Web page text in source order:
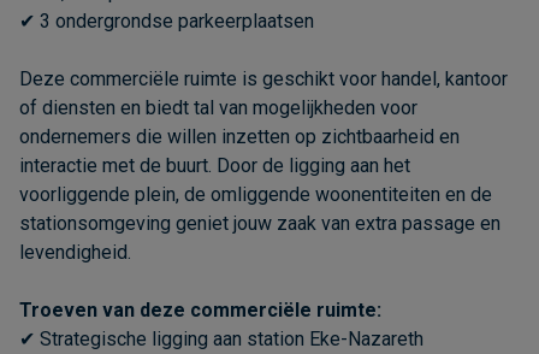
✔ 3 ondergrondse parkeerplaatsen
Deze commerciële ruimte is geschikt voor handel, kantoor
of diensten en biedt tal van mogelijkheden voor
ondernemers die willen inzetten op zichtbaarheid en
interactie met de buurt. Door de ligging aan het
voorliggende plein, de omliggende woonentiteiten en de
stationsomgeving geniet jouw zaak van extra passage en
levendigheid.
Troeven van deze commerciële ruimte:
✔ Strategische ligging aan station Eke-Nazareth